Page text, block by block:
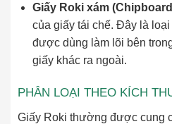
Giấy Roki xám
của giấy tái chế. Đây là
được dùng làm lõi bên
giấy khác ra ngoài.
PHÂN LOẠI THEO KÍCH
Giấy Roki thường được cung